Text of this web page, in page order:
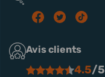
Avis clients
4.5/5